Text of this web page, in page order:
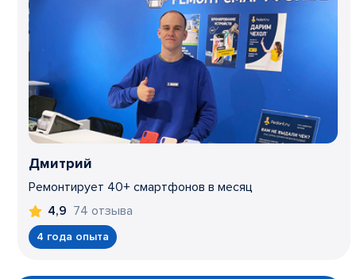
Дмитрий
Ремонтирует 40+ смартфонов в месяц
4,9 74 отзыва
4 года опыта